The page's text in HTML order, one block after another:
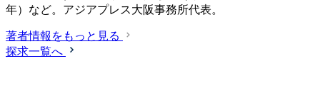
年）など。アジアプレス大阪事務所代表。
著者情報をもっと見る
探求一覧へ